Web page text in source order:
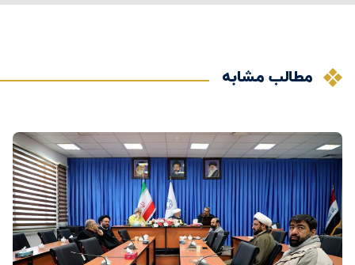
مطالب مشابه